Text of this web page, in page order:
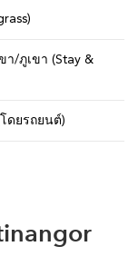
า/ภูเขา (Stay &
ดยรถยนต์)